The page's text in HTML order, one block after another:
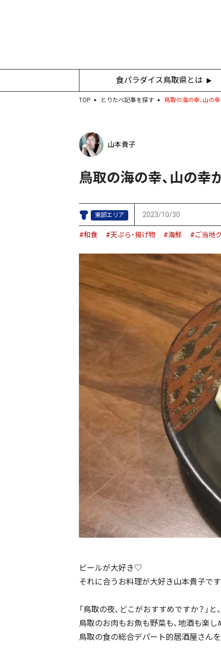
食パラダイス鳥取県とは
TOP とりたべ記事を探す 鳥取の海の幸、山の
山本貴子
鳥取の海の幸、山の幸
東部エリア 2023/10/30
#和食 #天ぷら・揚げ物 #海鮮 #ご当地
ビールが大好き♡
それに合うお料理が大好き山本貴子です
「鳥取の夜、どこがおすすめですか？」と
鳥取のお肉もお魚も野菜も、地酒も楽し
鳥取の食の総合デパート的居酒屋さんを